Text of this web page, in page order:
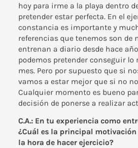
hoy para irme a la playa dentro
pretender estar perfecta. En el
constancia es importante y
referencias que tenemos son de
entrenan a diario desde hace
podemos pretender conseguir lo
mes. Pero por supuesto que si
vamos a estar mejor que si no
Cualquier momento es bueno
decisión de ponerse a realizar
C.A.: En tu experiencia como
¿Cuál es la principal motivación
la hora de hacer ejercicio?